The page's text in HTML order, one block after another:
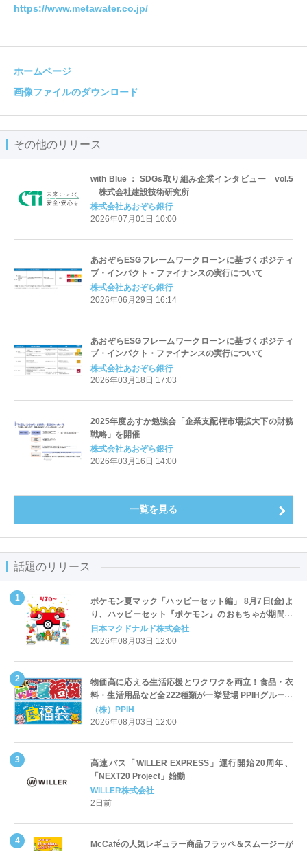
https://www.metawater.co.jp/
ホームページ
画像ファイルのダウンロード
その他のリリース
with Blue ： SDGs取り組み企業インタビュー vol.5
株式会社建設技術研究所
株式会社あおぞら銀行
2026年07月01日 10:00
あおぞらESGフレームワークローンに基づくポジティ
ブ・インパクト・ファイナンスの実行について
株式会社あおぞら銀行
2026年06月29日 16:14
あおぞらESGフレームワークローンに基づくポジティ
ブ・インパクト・ファイナンスの実行について
株式会社あおぞら銀行
2026年03月18日 17:03
2025年度あすか勉強会「企業支配権市場拡大下の財務
戦略」を開催
株式会社あおぞら銀行
2026年03月16日 14:00
一覧を見る
話題のリリース
ポケモン夏マック「ハッピーセット編」 8月7日(金)よ
り、ハッピーセット『ポケモン』のおもちゃが期間限
定登場
日本マクドナルド株式会社
2026年08月03日 12:00
物価高に応える生活応援とワクワクを両立！食品・衣
料・生活用品など全222種類が一挙登場 PPIHグループ
「夏福袋」＆セール 8月6日(木)より順次スタート
（株）PPIH
2026年08月03日 12:00
高速バス「WILLER EXPRESS」運行開始20周年、
「NEXT20 Project」始動
WILLER株式会社
2日前
McCaféの人気レギュラー商品フラッペ＆スムージーが